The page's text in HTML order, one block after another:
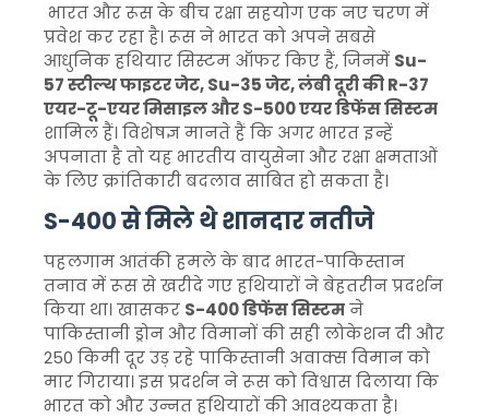
भारत और रूस के बीच रक्षा सहयोग एक नए चरण में
प्रवेश कर रहा है। रूस ने भारत को अपने सबसे
आधुनिक हथियार सिस्टम ऑफर किए हैं, जिनमें Su-
57 स्टील्थ फाइटर जेट, Su-35 जेट, लंबी दूरी की R-37
एयर-टू-एयर मिसाइल और S-500 एयर डिफेंस सिस्टम
शामिल हैं। विशेषज्ञ मानते हैं कि अगर भारत इन्हें
अपनाता है तो यह भारतीय वायुसेना और रक्षा क्षमताओं
के लिए क्रांतिकारी बदलाव साबित हो सकता है।
S-400 से मिले थे शानदार नतीजे
पहलगाम आतंकी हमले के बाद भारत-पाकिस्तान
तनाव में रूस से खरीदे गए हथियारों ने बेहतरीन प्रदर्शन
किया था। खासकर S-400 डिफेंस सिस्टमने
पाकिस्तानी ड्रोन और विमानों की सही लोकेशन दी और
250 किमी दूर उड़ रहे पाकिस्तानी अवाक्स विमान को
मार गिराया। इस प्रदर्शन ने रूस को विश्वास दिलाया कि
भारत को और उन्नत हथियारों की आवश्यकता है।